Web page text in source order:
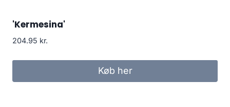
'Kermesina'
204.95 kr.
Køb her